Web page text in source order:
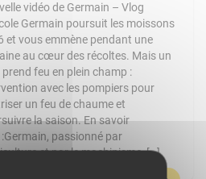
vidéo de Germain – Vlog
Germain poursuit les moissons
et vous emmène pendant une
au cœur des récoltes. Mais un
feu en plein champ :
avec les pompiers pour
un feu de chaume et
la saison. En savoir
passionné par
et par le machinisme, […]